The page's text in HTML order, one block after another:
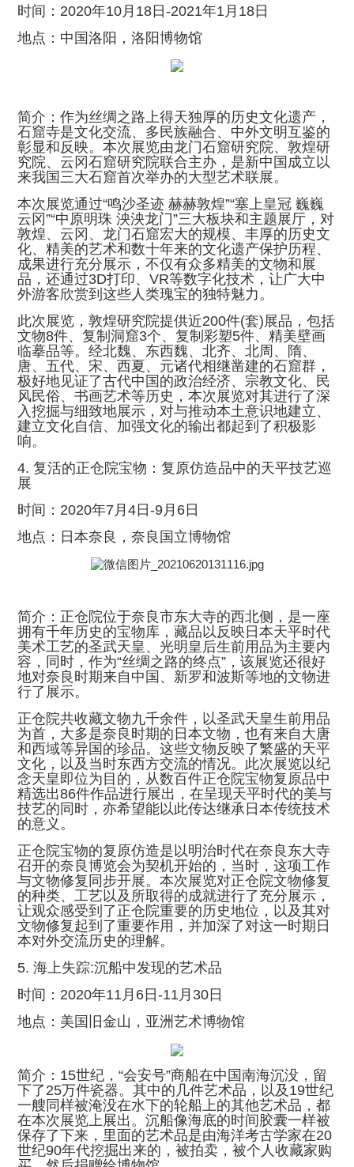
时间：2020年10月18日-2021年1月18日
地点：中国洛阳，洛阳博物馆
简介：作为丝绸之路上得天独厚的历史文化遗产，
石窟寺是文化交流、多民族融合、中外文明互鉴的
彰显和反映。本次展览由龙门石窟研究院、敦煌研
究院、云冈石窟研究院联合主办，是新中国成立以
来我国三大石窟首次举办的大型艺术联展。
本次展览通过“鸣沙圣迹 赫赫敦煌”“塞上皇冠 巍巍
云冈”“中原明珠 泱泱龙门”三大板块和主题展厅，对
敦煌、云冈、龙门石窟宏大的规模、丰厚的历史文
化、精美的艺术和数十年来的文化遗产保护历程、
成果进行充分展示，不仅有众多精美的文物和展
品，还通过3D打印、VR等数字化技术，让广大中
外游客欣赏到这些人类瑰宝的独特魅力。
此次展览，敦煌研究院提供近200件(套)展品，包括
文物8件、复制洞窟3个、复制彩塑5件、精美壁画
临摹品等。经北魏、东西魏、北齐、北周、隋、
唐、五代、宋、西夏、元诸代相继凿建的石窟群，
极好地见证了古代中国的政治经济、宗教文化、民
风民俗、书画艺术等历史，本次展览对其进行了深
入挖掘与细致地展示，对与推动本土意识地建立、
建立文化自信、加强文化的输出都起到了积极影
响。
4. 复活的正仓院宝物：复原仿造品中的天平技艺巡
展
时间：2020年7月4日-9月6日
地点：日本奈良，奈良国立博物馆
简介：正仓院位于奈良市东大寺的西北侧，是一座
拥有千年历史的宝物库，藏品以反映日本天平时代
美术工艺的圣武天皇、光明皇后生前用品为主要内
容，同时，作为“丝绸之路的终点”，该展览还很好
地对奈良时期来自中国、新罗和波斯等地的文物进
行了展示。
正仓院共收藏文物九千余件，以圣武天皇生前用品
为首，大多是奈良时期的日本文物，也有来自大唐
和西域等异国的珍品。这些文物反映了繁盛的天平
文化，以及当时东西方交流的情况。此次展览以纪
念天皇即位为目的，从数百件正仓院宝物复原品中
精选出86件作品进行展出，在呈现天平时代的美与
技艺的同时，亦希望能以此传达继承日本传统技术
的意义。
正仓院宝物的复原仿造是以明治时代在奈良东大寺
召开的奈良博览会为契机开始的，当时，这项工作
与文物修复同步开展。本次展览对正仓院文物修复
的种类、工艺以及所取得的成就进行了充分展示，
让观众感受到了正仓院重要的历史地位，以及其对
文物修复起到了重要作用，并加深了对这一时期日
本对外交流历史的理解。
5. 海上失踪:沉船中发现的艺术品
时间：2020年11月6日-11月30日
地点：美国旧金山，亚洲艺术博物馆
简介：15世纪，“会安号”商船在中国南海沉没，留
下了25万件瓷器。其中的几件艺术品，以及19世纪
一艘同样被淹没在水下的轮船上的其他艺术品，都
在本次展览上展出。沉船像海底的时间胶囊一样被
保存了下来，里面的艺术品是由海洋考古学家在20
世纪90年代挖掘出来的，被拍卖，被个人收藏家购